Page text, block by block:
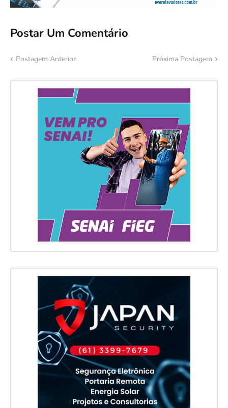
Postar Um Comentário
Postagem Anterior Próxima Postagem